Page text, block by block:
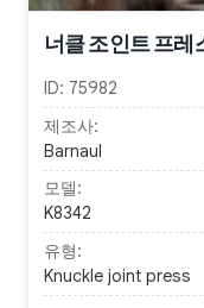
너클 조인트 프레
ID: 75982
제조사:
Barnaul
모델:
K8342
유형:
Knuckle joint press